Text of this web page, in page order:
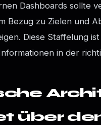
Dashboards sollte
Bezug zu Zielen und
Diese Staffelung
in der
über